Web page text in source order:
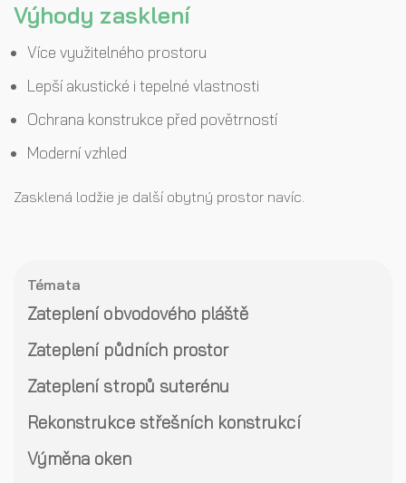
Témata
Zateplení obvodového pláště
Zateplení půdních prostor
Zateplení stropů suterénu
Rekonstrukce střešních konstrukcí
Výměna oken
Výhody zasklení
Více využitelného prostoru
Lepší akustické i tepelné vlastnosti
Ochrana konstrukce před povětrností
Moderní vzhled
Zasklená lodžie je další obytný prostor navíc.